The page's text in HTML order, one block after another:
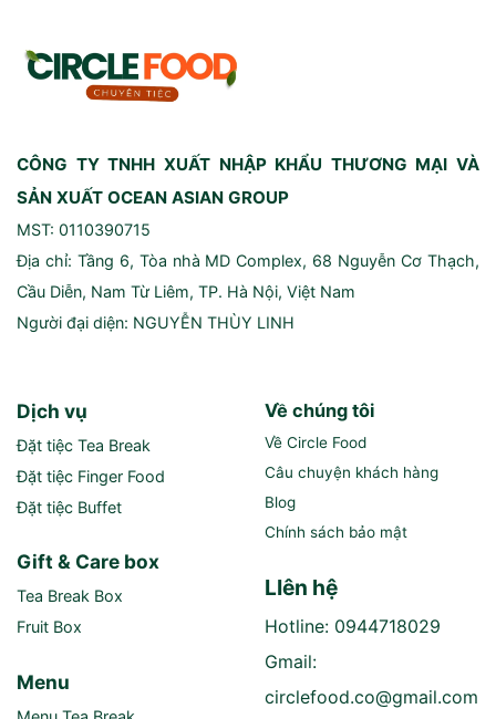
CÔNG TY TNHH XUẤT NHẬP KHẨU THƯƠNG MẠI VÀ
SẢN XUẤT OCEAN ASIAN GROUP
MST: 0110390715
Địa chỉ: Tầng 6, Tòa nhà MD Complex, 68 Nguyễn Cơ Thạch,
Cầu Diễn, Nam Từ Liêm, TP. Hà Nội, Việt Nam
Người đại diện: NGUYỄN THÙY LINH
Dịch vụ
Đặt tiệc Tea Break
Đặt tiệc Finger Food
Đặt tiệc Buffet
Gift & Care box
Tea Break Box
Fruit Box
Menu
Về chúng tôi
Về Circle Food
Câu chuyện khách hàng
Blog
Chính sách bảo mật
LIên hệ
Hotline: 0944718029
Gmail:
circlefood.co@gmail.com